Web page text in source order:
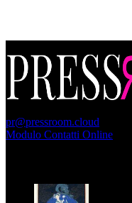
pr@pressroom.cloud
Modulo Contatti Online